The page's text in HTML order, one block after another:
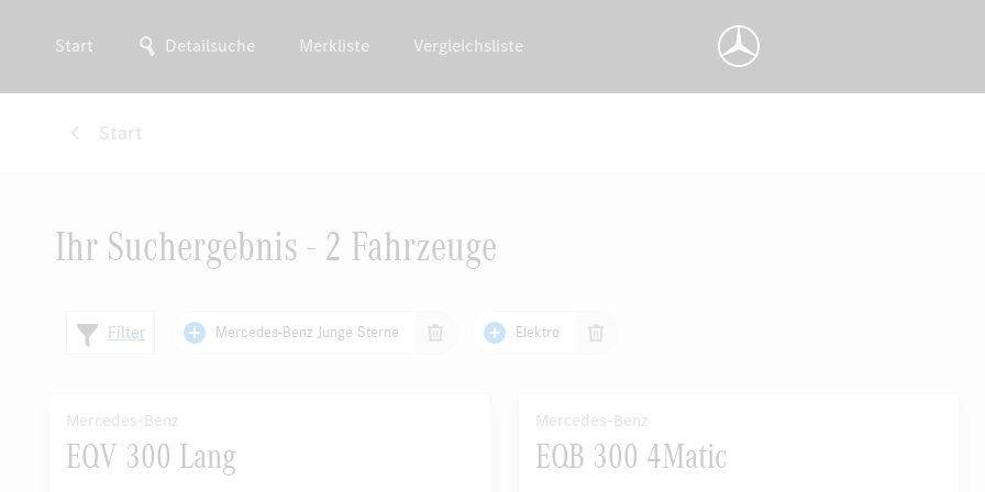
Start Detailsuche Merkliste Vergleichsliste
Start
Ihr Suchergebnis - 2 Fahrzeuge
Filter Mercedes-Benz Junge Sterne Elektro
Mercedes-Benz
EQV 300 Lang
Mercedes-Benz
EQB 300 4Matic